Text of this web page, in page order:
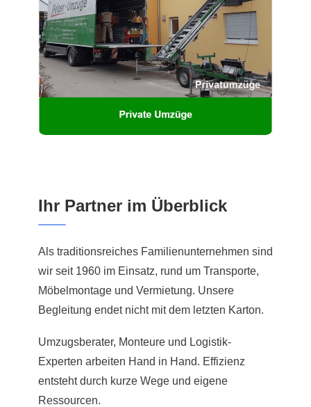
Ihr Partner im Überblick
Als traditionsreiches Familienunternehmen sind
wir seit 1960 im Einsatz, rund um Transporte,
Möbelmontage und Vermietung. Unsere
Begleitung endet nicht mit dem letzten Karton.
Umzugsberater, Monteure und Logistik-
Experten arbeiten Hand in Hand. Effizienz
entsteht durch kurze Wege und eigene
Ressourcen.